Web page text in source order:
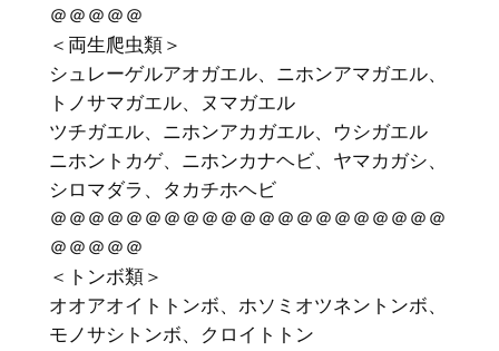
＠＠＠＠＠
＜両生爬虫類＞
シュレーゲルアオガエル、ニホンアマガエル、
トノサマガエル、ヌマガエル
ツチガエル、ニホンアカガエル、ウシガエル
ニホントカゲ、ニホンカナヘビ、ヤマカガシ、
シロマダラ、タカチホヘビ
＠＠＠＠＠＠＠＠＠＠＠＠＠＠＠＠＠＠＠＠＠
＠＠＠＠＠
＜トンボ類＞
オオアオイトトンボ、ホソミオツネントンボ、
モノサシトンボ、クロイトトン